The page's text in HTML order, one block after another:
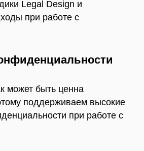
Legal Design и
при работе с
может быть ценна
поддерживаем высокие
при работе с